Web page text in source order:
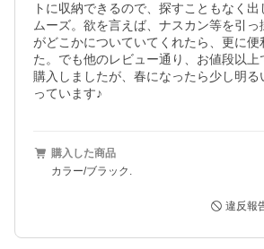
トに収納できるので、探すこともなく
ムーズ。欲を言えば、ナスカン等を引
がどこかについていてくれたら、更に便
た。でも他のレビュー通り、お値段以上
購入しましたが、春になったら少し明る
っています♪
購入した商品
カラー/ブラック.
違反報